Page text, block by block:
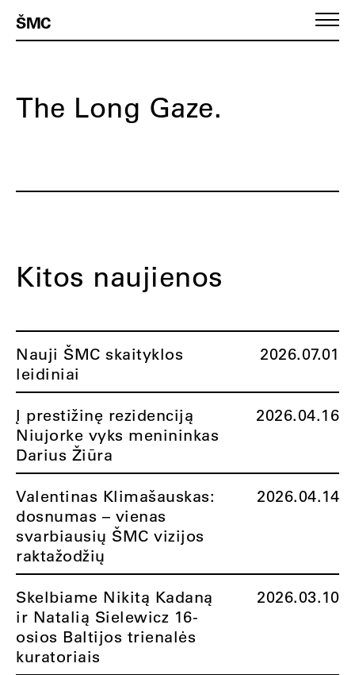
ŠMC
The Long Gaze.
Kitos naujienos
Nauji ŠMC skaityklos
leidiniai
2026.07.01
Į prestižinę rezidenciją
Niujorke vyks menininkas
Darius Žiūra
2026.04.16
Valentinas Klimašauskas:
dosnumas – vienas
svarbiausių ŠMC vizijos
raktažodžių
2026.04.14
Skelbiame Nikitą Kadaną
ir Natalią Sielewicz 16-
osios Baltijos trienalės
kuratoriais
2026.03.10